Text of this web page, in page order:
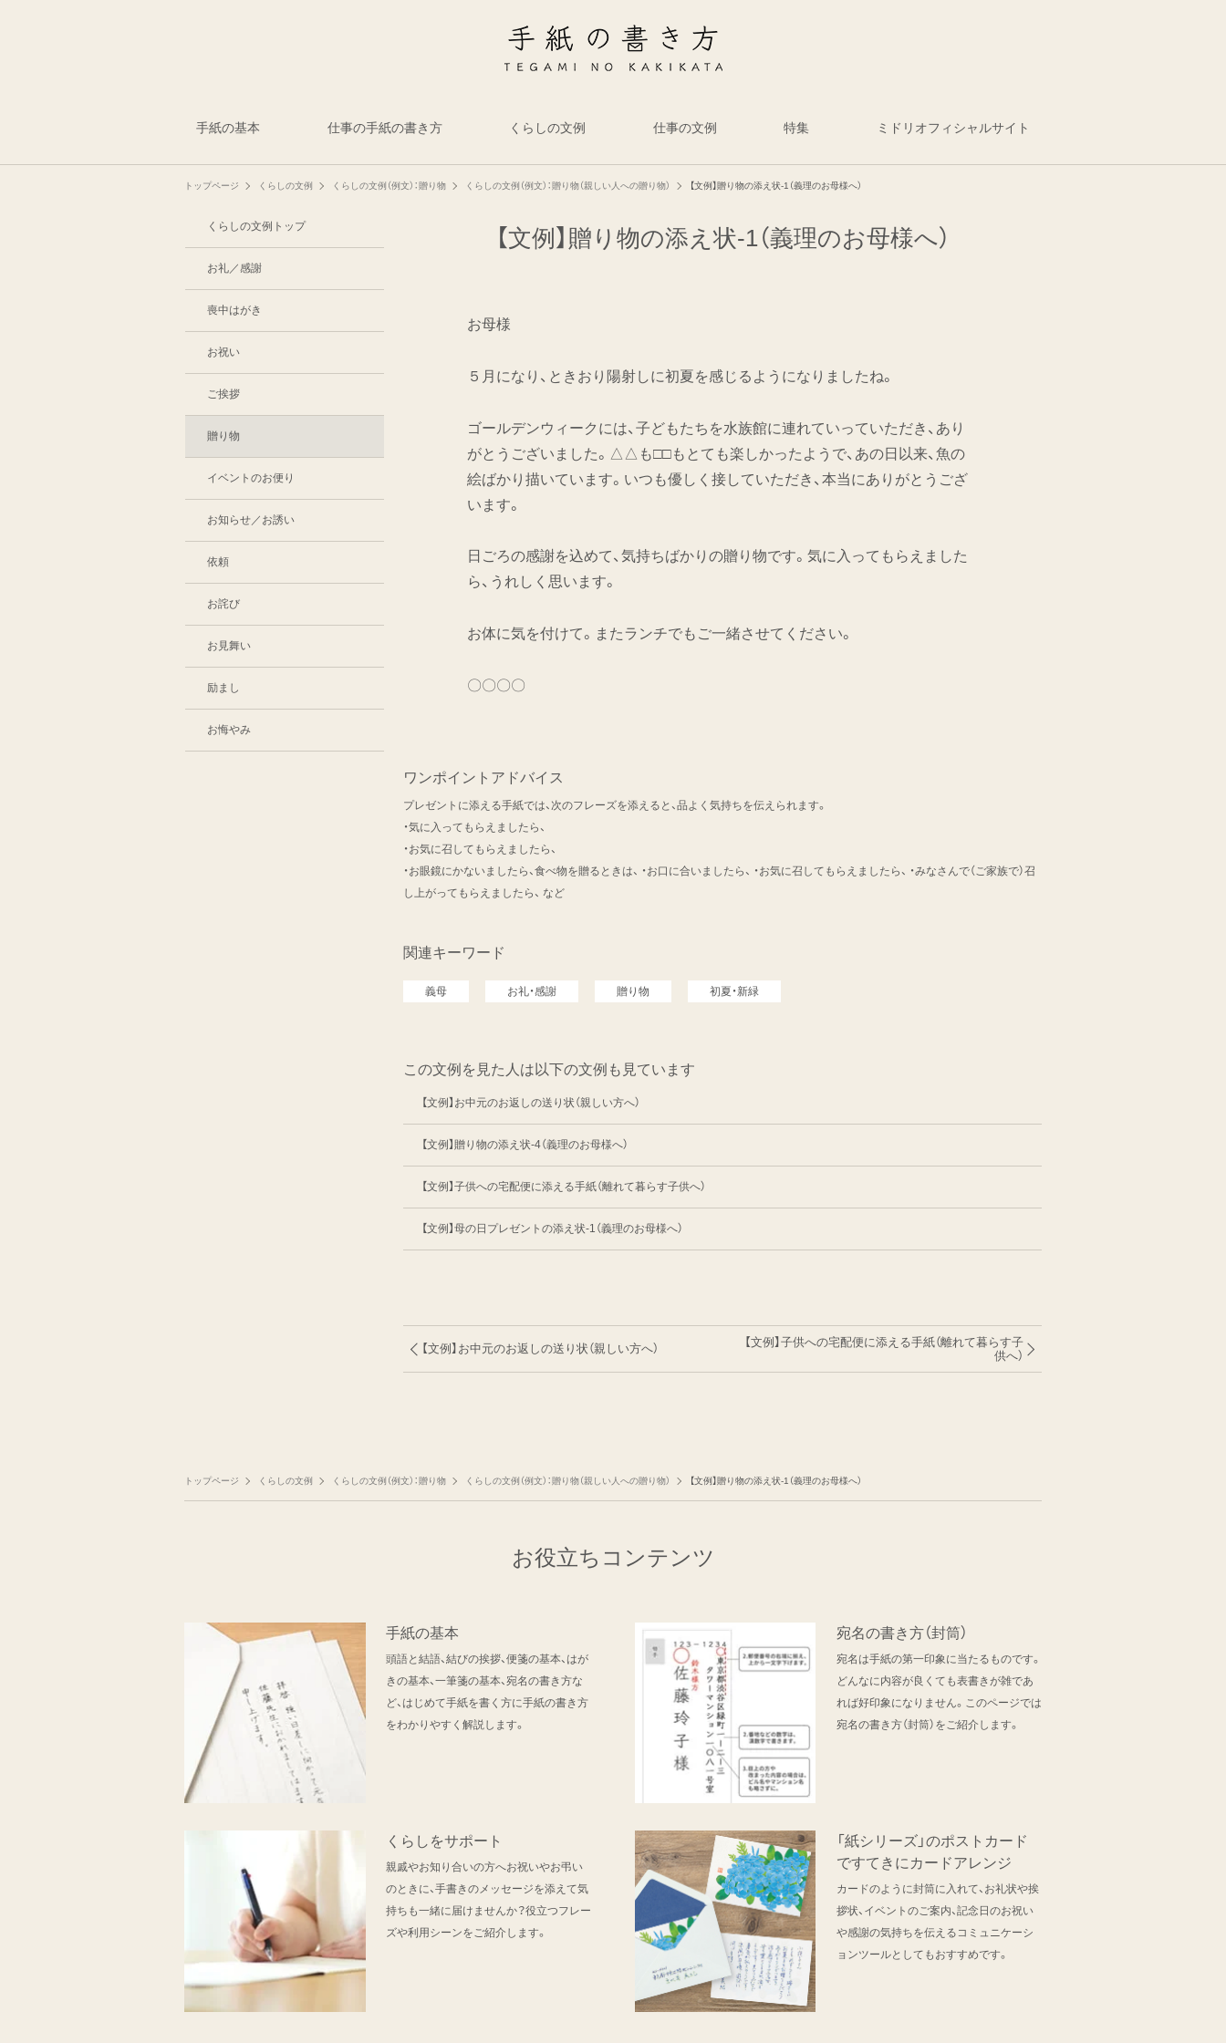
手紙の基本 仕事の手紙の書き方 くらしの文例 仕事の文例 特集 ミドリオフィシャルサイト
トップページ くらしの文例 くらしの文例（例文）：贈り物 くらしの文例（例文）：贈り物（親しい人への贈り物） 【文例】贈り物の添え状-1（義理のお母様へ）
【文例】贈り物の添え状-1（義理のお母様へ）
お母様
５月になり、ときおり陽射しに初夏を感じるようになりましたね。
ゴールデンウィークには、子どもたちを水族館に連れていっていただき、あり
がとうございました。△△も□□もとても楽しかったようで、あの日以来、魚の
絵ばかり描いています。いつも優しく接していただき、本当にありがとうござ
います。
日ごろの感謝を込めて、気持ちばかりの贈り物です。気に入ってもらえました
ら、うれしく思います。
お体に気を付けて。またランチでもご一緒させてください。
〇〇〇〇
ワンポイントアドバイス
プレゼントに添える手紙では、次のフレーズを添えると、品よく気持ちを伝えられます。
・気に入ってもらえましたら、
・お気に召してもらえましたら、
・お眼鏡にかないましたら、食べ物を贈るときは、 ・お口に合いましたら、 ・お気に召してもらえましたら、 ・みなさんで（ご家族で）召
し上がってもらえましたら、 など
関連キーワード
義母 お礼・感謝 贈り物 初夏・新緑
この文例を見た人は以下の文例も見ています
【文例】お中元のお返しの送り状（親しい方へ）
【文例】贈り物の添え状-4（義理のお母様へ）
【文例】子供への宅配便に添える手紙（離れて暮らす子供へ）
【文例】母の日プレゼントの添え状-1（義理のお母様へ）
【文例】お中元のお返しの送り状（親しい方へ）
【文例】子供への宅配便に添える手紙（離れて暮らす子
供へ）
くらしの文例トップ
お礼／感謝
喪中はがき
お祝い
ご挨拶
贈り物
イベントのお便り
お知らせ／お誘い
依頼
お詫び
お見舞い
励まし
お悔やみ
トップページ くらしの文例 くらしの文例（例文）：贈り物 くらしの文例（例文）：贈り物（親しい人への贈り物） 【文例】贈り物の添え状-1（義理のお母様へ）
お役立ちコンテンツ
手紙の基本
頭語と結語、結びの挨拶、便箋の基本、はが
きの基本、一筆箋の基本、宛名の書き方な
ど、はじめて手紙を書く方に手紙の書き方
をわかりやすく解説します。
宛名の書き方（封筒）
宛名は手紙の第一印象に当たるものです。
どんなに内容が良くても表書きが雑であ
れば好印象になりません。このページでは
宛名の書き方（封筒）をご紹介します。
くらしをサポート
親戚やお知り合いの方へお祝いやお弔い
のときに、手書きのメッセージを添えて気
持ちも一緒に届けませんか？役立つフレー
ズや利用シーンをご紹介します。
「紙シリーズ」のポストカード
ですてきにカードアレンジ
カードのように封筒に入れて、お礼状や挨
拶状、イベントのご案内、記念日のお祝い
や感謝の気持ちを伝えるコミュニケーシ
ョンツールとしてもおすすめです。